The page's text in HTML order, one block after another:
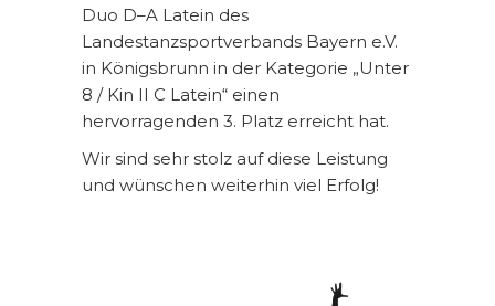
Duo D–A Latein des
Landestanzsportverbands Bayern e.V.
in Königsbrunn in der Kategorie „Unter
8 / Kin II C Latein“ einen
hervorragenden 3. Platz erreicht hat.
Wir sind sehr stolz auf diese Leistung
und wünschen weiterhin viel Erfolg!